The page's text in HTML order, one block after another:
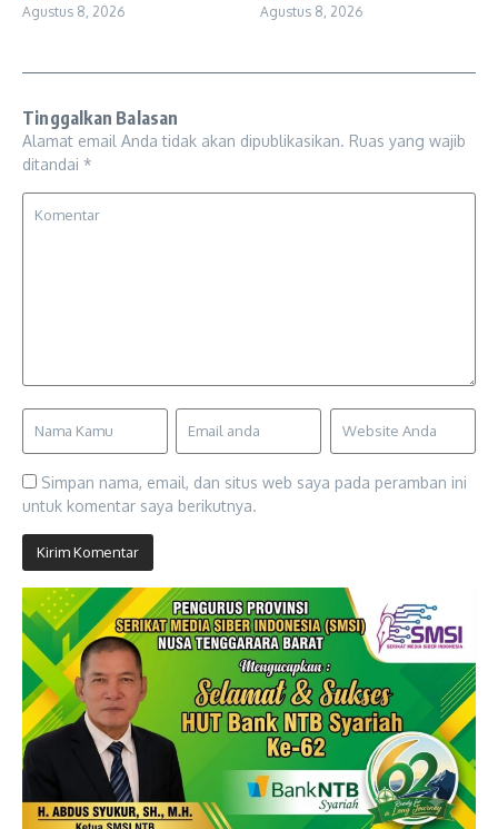
Agustus 8, 2026 Agustus 8, 2026
Tinggalkan Balasan
Alamat email Anda tidak akan dipublikasikan. Ruas yang wajib
ditandai *
Simpan nama, email, dan situs web saya pada peramban ini
untuk komentar saya berikutnya.